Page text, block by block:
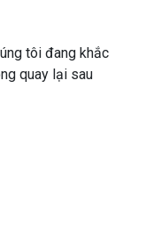
tôi đang khắc
quay lại sau